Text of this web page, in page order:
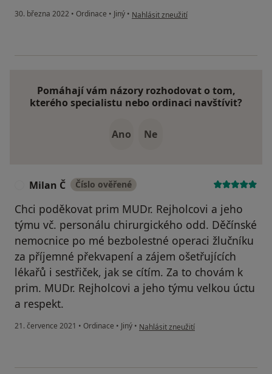
30. března 2022 • Ordinace • Jiný • podle názoru uživatele Lenka Š.
Nahlásit zneužití
Pomáhají vám názory rozhodovat o tom,
kterého specialistu nebo ordinaci navštívit?
Ano Ne
Milan Č Číslo ověřené
Chci poděkovat prim MUDr. Rejholcovi a jeho
týmu vč. personálu chirurgického odd. Děčínské
nemocnice po mé bezbolestné operaci žlučníku
za příjemné překvapení a zájem ošetřujících
lékařů i sestřiček, jak se cítím. Za to chovám k
prim. MUDr. Rejholcovi a jeho týmu velkou úctu
a respekt.
21. července 2021 • Ordinace • Jiný • podle názoru uživatele Milan Č
Nahlásit zneužití